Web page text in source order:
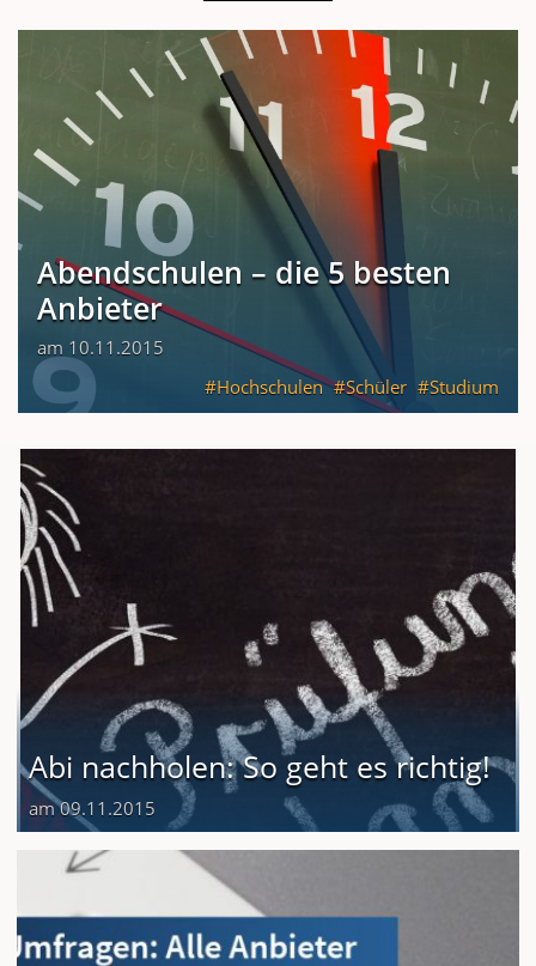
Abendschulen – die 5 besten
Anbieter
am 10.11.2015
Hochschulen
Schüler Studium
Abi nachholen: So geht es richtig!
am 09.11.2015